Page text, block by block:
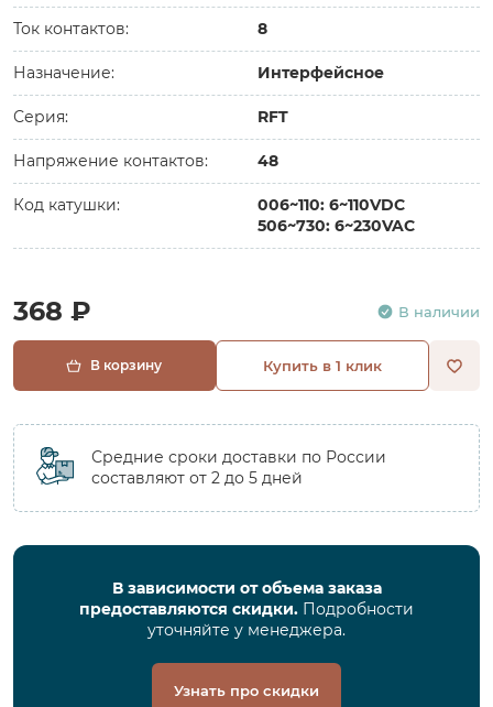
Ток контактов: 8
Назначение: Интерфейсное
Серия: RFT
Напряжение контактов: 48
Код катушки:
006~110: 6~110VDC
506~730: 6~230VAC
368 ₽ В наличии
В корзину Купить в 1 клик
Средние сроки доставки по России
составляют от 2 до 5 дней
В зависимости от объема заказа
предоставляются скидки. Подробности
уточняйте у менеджера.
Узнать про скидки